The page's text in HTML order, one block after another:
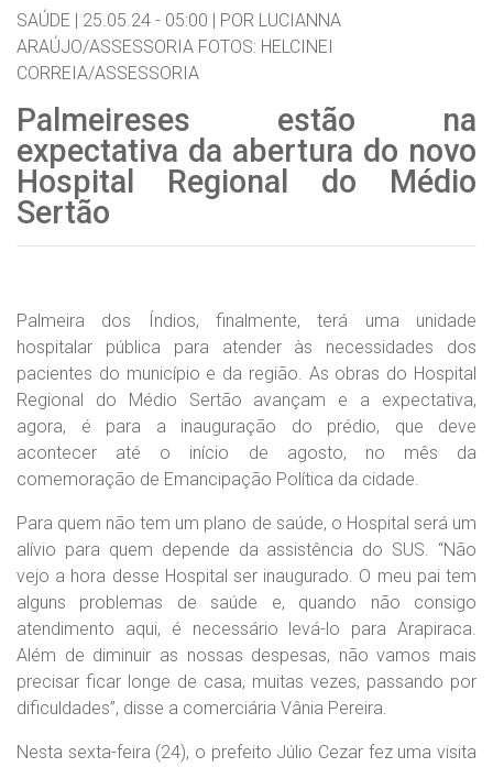
SAÚDE | 25.05.24 - 05:00 | POR LUCIANNA
ARAÚJO/ASSESSORIA FOTOS: HELCINEI
CORREIA/ASSESSORIA
Palmeireses estão na
expectativa da abertura do novo
Hospital Regional do Médio
Sertão
Palmeira dos Índios, finalmente, terá uma unidade
hospitalar pública para atender às necessidades dos
pacientes do município e da região. As obras do Hospital
Regional do Médio Sertão avançam e a expectativa,
agora, é para a inauguração do prédio, que deve
acontecer até o início de agosto, no mês da
comemoração de Emancipação Política da cidade.
Para quem não tem um plano de saúde, o Hospital será um
alívio para quem depende da assistência do SUS. “Não
vejo a hora desse Hospital ser inaugurado. O meu pai tem
alguns problemas de saúde e, quando não consigo
atendimento aqui, é necessário levá-lo para Arapiraca.
Além de diminuir as nossas despesas, não vamos mais
precisar ficar longe de casa, muitas vezes, passando por
dificuldades”, disse a comerciária Vânia Pereira.
Nesta sexta-feira (24), o prefeito Júlio Cezar fez uma visita